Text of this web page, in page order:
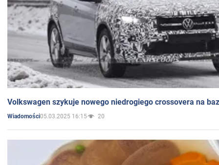
Volkswagen szykuje nowego niedrogiego crossovera na
Wiadomości05.03.2025 16:15 20